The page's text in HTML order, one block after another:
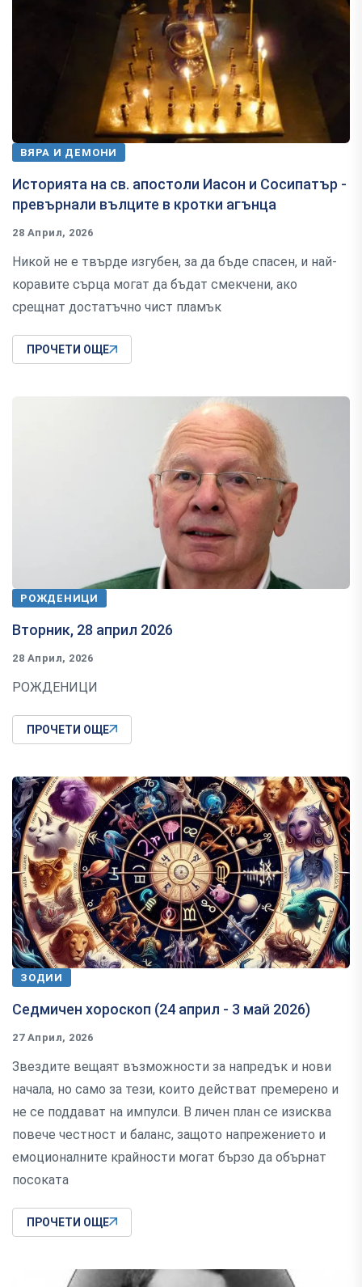
ВЯРА И ДЕМОНИ
Историята на св. апостоли Иасон и Сосипатър -
превърнали вълците в кротки агънца
28 Април, 2026
Никой не е твърде изгубен, за да бъде спасен, и най-
коравите сърца могат да бъдат смекчени, ако
срещнат достатъчно чист пламък
ПРОЧЕТИ ОЩЕ
РОЖДЕНИЦИ
Вторник, 28 април 2026
28 Април, 2026
РОЖДЕНИЦИ
ПРОЧЕТИ ОЩЕ
ЗОДИИ
Седмичен хороскоп (24 април - 3 май 2026)
27 Април, 2026
Звездите вещаят възможности за напредък и нови
начала, но само за тези, които действат премерено и
не се поддават на импулси. В личен план се изисква
повече честност и баланс, защото напрежението и
емоционалните крайности могат бързо да обърнат
посоката
ПРОЧЕТИ ОЩЕ